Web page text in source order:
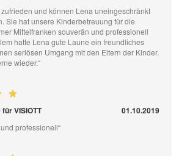
zufrieden und können Lena uneingeschränkt
Sie hat unsere Kinderbetreuung für die
Mittelfranken souverän und professionell
hatte Lena gute Laune ein freundliches
seriösen Umgang mit den Eltern der Kinder.
wieder.“
VISIOTT 01.10.2019
professionell“